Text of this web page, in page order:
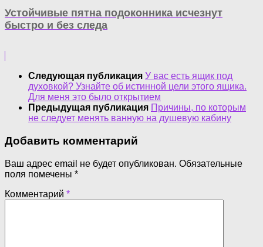
Устойчивые пятна подоконника исчезнут
быстро и без следа
Следующая публикация У вас есть ящик под
духовкой? Узнайте об истинной цели этого ящика.
Для меня это было открытием
Предыдущая публикация Причины, по которым
не следует менять ванную на душевую кабину
Добавить комментарий
Ваш адрес email не будет опубликован. Обязательные
поля помечены *
Комментарий *